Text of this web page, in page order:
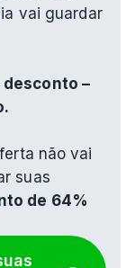
vai guardar
desconto –
não vai
suas
de 64%